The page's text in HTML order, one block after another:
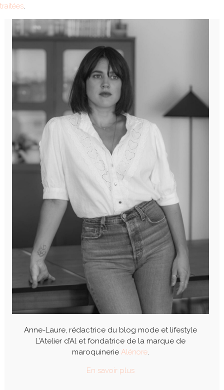
traitées.
Anne-Laure, rédactrice du blog mode et lifestyle
L’Atelier d’Al et fondatrice de la marque de
maroquinerie Alénore.
En savoir plus